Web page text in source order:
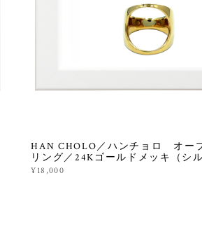
HAN CHOLO／ハンチョロ オー
リング／24Kゴールドメッキ（シ
¥18,000